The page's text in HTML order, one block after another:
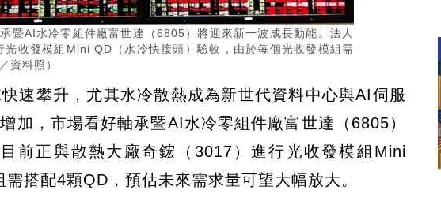
暨AI水冷零組件廠富世達（6805）將迎來新一波成長動能。法人
收發模組Mini QD（水冷快接頭）驗收，由於每個光收發模組需
資料照）
速攀升，尤其水冷散熱成為新世代資料中心與AI伺服
加，市場看好軸承暨AI水冷零組件廠富世達（6805）
前正與散熱大廠奇鋐（3017）進行光收發模組Mini
搭配4顆QD，預估未來需求量可望大幅放大。